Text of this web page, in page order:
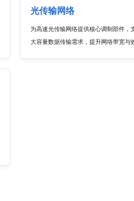
光传输网络
为高速光传输网络提供核心调制部件，
大容量数据传输需求，提升网络带宽与